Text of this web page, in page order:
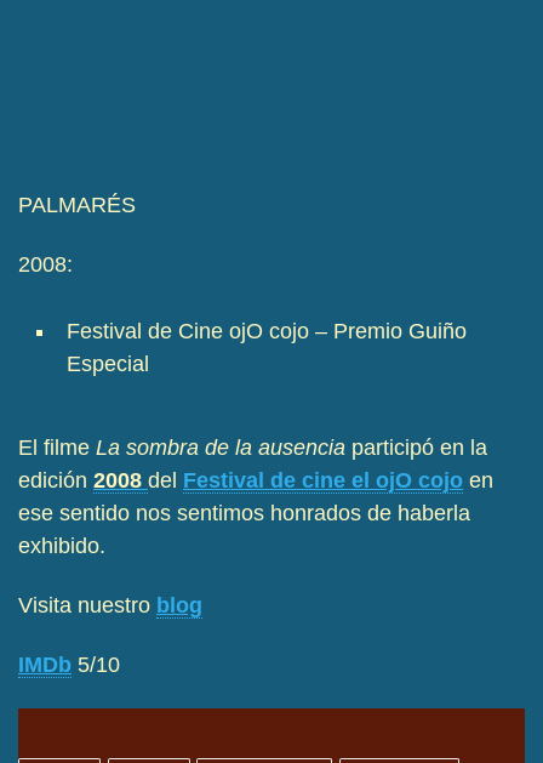
PALMARÉS
2008:
Festival de Cine ojO cojo – Premio Guiño
Especial
El filme La sombra de la ausencia participó en la
edición 2008 del Festival de cine el ojO cojo en
ese sentido nos sentimos honrados de haberla
exhibido.
Visita nuestro blog
IMDb 5/10